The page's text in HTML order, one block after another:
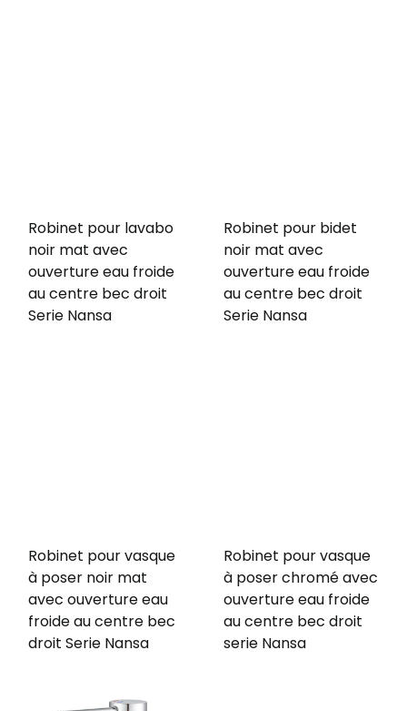
Robinet pour lavabo
noir mat avec
ouverture eau froide
au centre bec droit
Serie Nansa
Robinet pour bidet
noir mat avec
ouverture eau froide
au centre bec droit
Serie Nansa
Robinet pour vasque
à poser noir mat
avec ouverture eau
froide au centre bec
droit Serie Nansa
Robinet pour vasque
à poser chromé avec
ouverture eau froide
au centre bec droit
serie Nansa